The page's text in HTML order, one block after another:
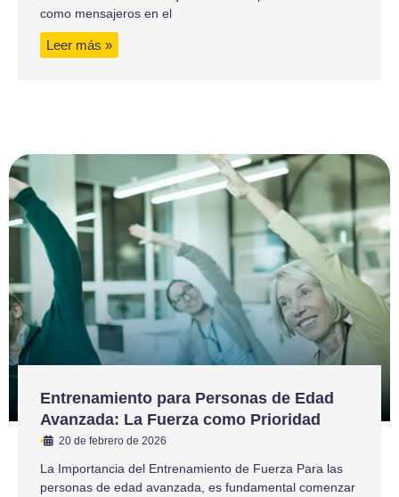
como mensajeros en el
Leer más »
Entrenamiento para Personas de Edad
Avanzada: La Fuerza como Prioridad
• 20 de febrero de 2026
La Importancia del Entrenamiento de Fuerza Para las
personas de edad avanzada, es fundamental comenzar